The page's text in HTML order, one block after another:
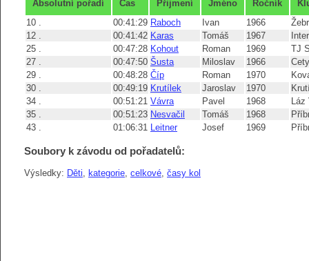
Absolutní pořadí Čas Přijmení Jméno Ročník
10 .
00:41:29 Raboch Ivan 1966
12 .
00:41:42 Karas Tomáš 1967
25 .
00:47:28 Kohout Roman 1969
TJ
27 .
00:47:50 Šusta Miloslav 1966
29 .
00:48:28 Číp Roman 1970
30 .
00:49:19 Krutílek Jaroslav 1970
34 .
00:51:21 Vávra Pavel 1968
Láz
35 .
00:51:23 Nesvačil Tomáš 1968
43 .
01:06:31 Leitner Josef 1969
Soubory k závodu od pořadatelů:
Výsledky: Děti kategorie celkové časy kol